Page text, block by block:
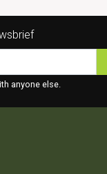
anyone else.